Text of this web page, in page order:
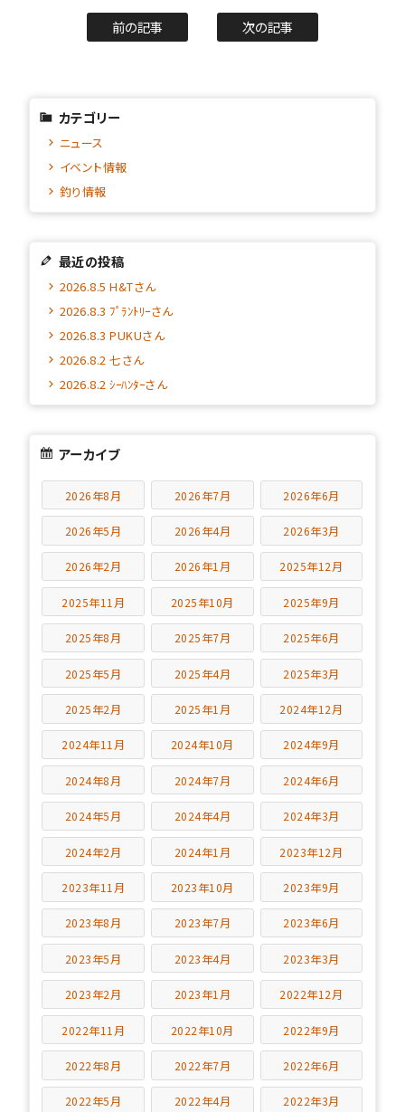
前の記事 次の記事
カテゴリー
ニュース
イベント情報
釣り情報
最近の投稿
2026.8.5 H&Tさん
2026.8.3 ﾌﾟﾗﾝﾄﾘｰさん
2026.8.3 PUKUさん
2026.8.2 七さん
2026.8.2 ｼｰﾊﾝﾀｰさん
アーカイブ
2026年8月 2026年7月 2026年6月
2026年5月 2026年4月 2026年3月
2026年2月 2026年1月 2025年12月
2025年11月 2025年10月 2025年9月
2025年8月 2025年7月 2025年6月
2025年5月 2025年4月 2025年3月
2025年2月 2025年1月 2024年12月
2024年11月 2024年10月 2024年9月
2024年8月 2024年7月 2024年6月
2024年5月 2024年4月 2024年3月
2024年2月 2024年1月 2023年12月
2023年11月 2023年10月 2023年9月
2023年8月 2023年7月 2023年6月
2023年5月 2023年4月 2023年3月
2023年2月 2023年1月 2022年12月
2022年11月 2022年10月 2022年9月
2022年8月 2022年7月 2022年6月
2022年5月 2022年4月 2022年3月